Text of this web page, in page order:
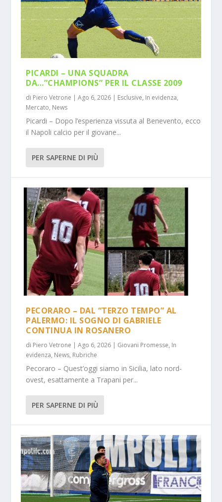
PECORARO – DAL “TERZO TEMPO” AL ...
MISTER MICHELE SACCO (INTERVISTA):”10
ANNI C...
PICARDI – UNA SQUADRA
DA…”CHAMPIONS” PER IL CLASSE 2009
di Piero Vetrone |Ago 6, 2026 | Esclusive, In evidenza,
Mercato, News
Picardi – Dopo l’esperienza vissuta al Benevento, ecco
il Napoli calcio per il giovane...
PER SAPERNE DI PIÙ
PECORARO – DAL “TERZO TEMPO” AL
PALERMO: IL SOGNO DI GABRIELE
CONTINUA IN ROSANERO
di Piero Vetrone |Ago 6, 2026 | Giovani Promesse, In
evidenza, News, Rubriche
Pecoraro – Quest’oggi siamo in Sicilia, lato nord-
ovest, esattamente a Trapani per...
PER SAPERNE DI PIÙ